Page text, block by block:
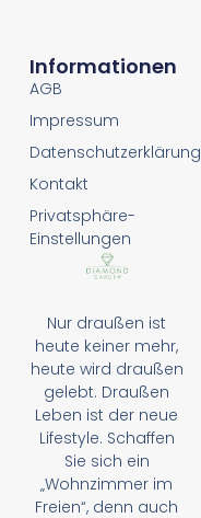
Nur draußen ist
heute keiner mehr,
heute wird draußen
gelebt. Draußen
Leben ist der neue
Lifestyle. Schaffen
Sie sich ein
„Wohnzimmer im
Freien“, denn auch
Informationen
AGB
Impressum
Datenschutzerklärung
Kontakt
Privatsphäre-
Einstellungen